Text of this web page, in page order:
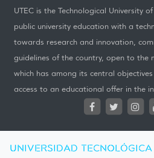
UTEC is the Technological University
public university education with a
towards research and innovation,
guidelines of the country, open to the
which has among its central
access to an educational offer in the
UNIVERSIDAD TECNOLÓGICA